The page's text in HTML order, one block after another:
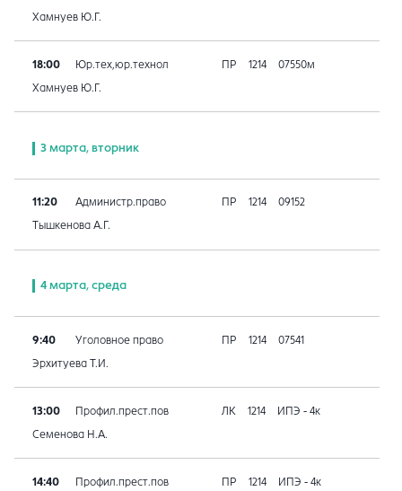
Хамнуев Ю.Г.
18:00 Юр.тех,юр.технол ПР 1214 07550м
Хамнуев Ю.Г.
3 марта, вторник
11:20 Администр.право ПР 1214 09152
Тышкенова А.Г.
4 марта, среда
9:40 Уголовное право ПР 1214 07541
Эрхитуева Т.И.
13:00 Профил.прест.пов ЛК 1214 ИПЭ - 4к
Семенова Н.А.
14:40 Профил.прест.пов ПР 1214 ИПЭ - 4к